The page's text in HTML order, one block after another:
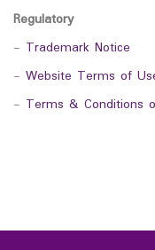
Regulatory
- Trademark Notice
- Website Terms of
- Terms & Conditions